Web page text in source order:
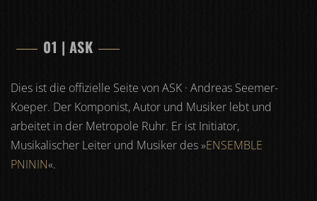
01 | ASK
Dies ist die offizielle Seite von ASK · Andreas Seemer-
Koeper. Der Komponist, Autor und Musiker lebt und
arbeitet in der Metropole Ruhr. Er ist Initiator,
Musikalischer Leiter und Musiker des »ENSEMBLE
PNININ«.